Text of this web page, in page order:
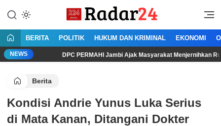
konten
Radar24.co.id
Jujur Lantang Bersuara
BERITA POLITIK HUKUM DAN KRIMINAL EKONOMI
NEWSDPC PERMAHI Jambi Ajak Masyarakat Menjernihkan Ruang Publik
Berita
Kondisi Andrie Yunus Luka Serius
di Mata Kanan, Ditangani Dokter